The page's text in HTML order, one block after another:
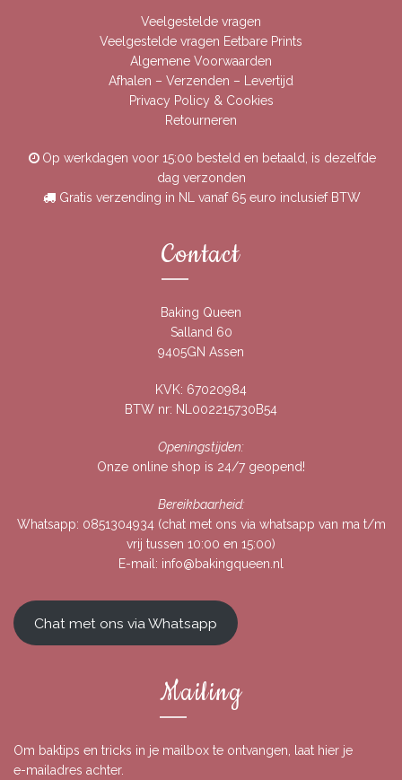
Veelgestelde vragen
Veelgestelde vragen Eetbare Prints
Algemene Voorwaarden
Afhalen – Verzenden – Levertijd
Privacy Policy & Cookies
Retourneren
Op werkdagen voor 15:00 besteld en betaald, is dezelfde
dag verzonden
Gratis verzending in NL vanaf 65 euro inclusief BTW
Contact
Baking Queen
Salland 60
9405GN Assen
KVK: 67020984
BTW nr: NL002215730B54
Openingstijden:
Onze online shop is 24/7 geopend!
Bereikbaarheid:
Whatsapp: 0851304934(chat met ons via whatsapp van ma t/m
vrij tussen 10:00 en 15:00)
E-mail: info@bakingqueen.nl
Chat met ons via Whatsapp
Mailing
Om baktips en tricks in je mailbox te ontvangen, laat hier je
e-mailadres achter.